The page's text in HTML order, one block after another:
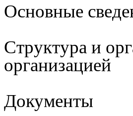
Основные
Структура и
организацией
Документы